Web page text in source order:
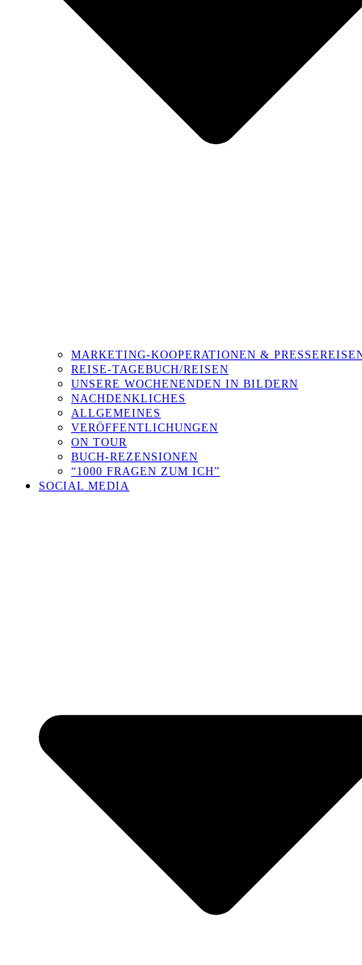
MARKETING-KOOPERATIONEN &
REISE-TAGEBUCH/REISEN
UNSERE WOCHENENDEN IN BILDERN
NACHDENKLICHES
ALLGEMEINES
VERÖFFENTLICHUNGEN
ON TOUR
BUCH-REZENSIONEN
“1000 FRAGEN ZUM ICH”
SOCIAL MEDIA